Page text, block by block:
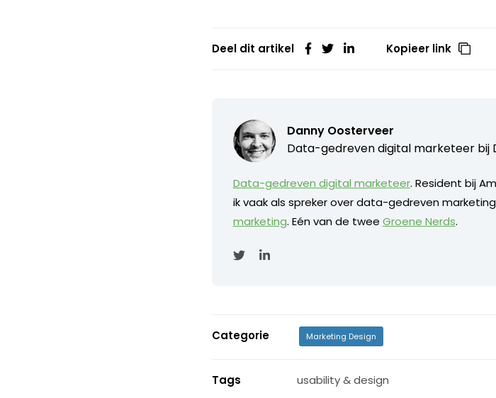
Deel dit artikel Kopieer link
Danny Oosterveer
Data-gedreven digital marketeer bij
Data-gedreven digital marketeer. Resident bij
ik vaak als spreker over data-gedreven
marketing. Eén van de twee Groene Nerds.
Categorie Marketing Design
Tags usability & design